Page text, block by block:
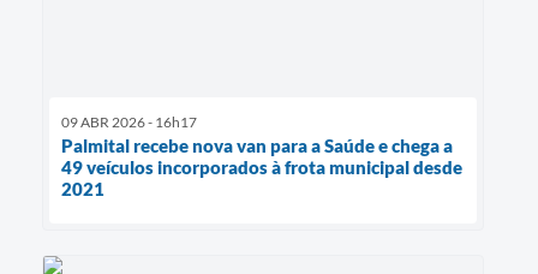
09 ABR 2026 - 16h17
Palmital recebe nova van para a Saúde e chega a
49 veículos incorporados à frota municipal desde
2021